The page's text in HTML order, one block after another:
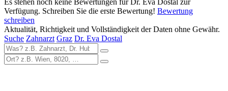
Es stehen noch keine Bewertungen für Dr. Eva Dostal zur
Verfügung. Schreiben Sie die erste Bewertung! Bewertung
schreiben
Aktualität, Richtigkeit und Vollständigkeit der Daten ohne Gewähr.
Suche Zahnarzt Graz Dr. Eva Dostal